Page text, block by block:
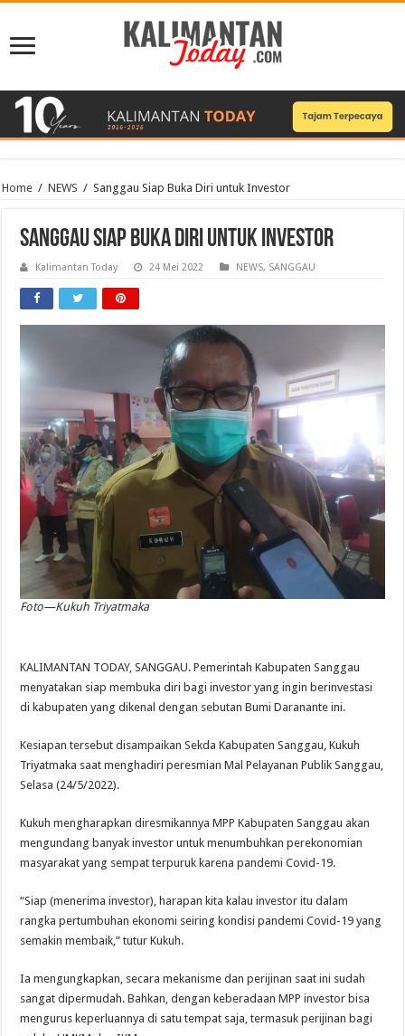
Home / NEWS / Sanggau Siap Buka Diri untuk Investor
Sanggau Siap Buka Diri untuk Investor
Kalimantan Today 24 Mei 2022 NEWS, SANGGAU
Foto—Kukuh Triyatmaka
KALIMANTAN TODAY, SANGGAU. Pemerintah Kabupaten Sanggau
menyatakan siap membuka diri bagi investor yang ingin berinvestasi
di kabupaten yang dikenal dengan sebutan Bumi Daranante ini.
Kesiapan tersebut disampaikan Sekda Kabupaten Sanggau, Kukuh
Triyatmaka saat menghadiri peresmian Mal Pelayanan Publik Sanggau,
Selasa (24/5/2022).
Kukuh mengharapkan diresmikannya MPP Kabupaten Sanggau akan
mengundang banyak investor untuk menumbuhkan perekonomian
masyarakat yang sempat terpuruk karena pandemi Covid-19.
“Siap (menerima investor), harapan kita kalau investor itu dalam
rangka pertumbuhan ekonomi seiring kondisi pandemi Covid-19 yang
semakin membaik,” tutur Kukuh.
Ia mengungkapkan, secara mekanisme dan perijinan saat ini sudah
sangat dipermudah. Bahkan, dengan keberadaan MPP investor bisa
mengurus keperluannya di satu tempat saja, termasuk perijinan bagi